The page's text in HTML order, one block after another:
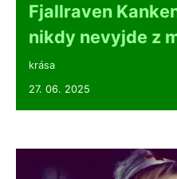
Fjallraven
nikdy nevyjde z
krása
27. 06. 2025